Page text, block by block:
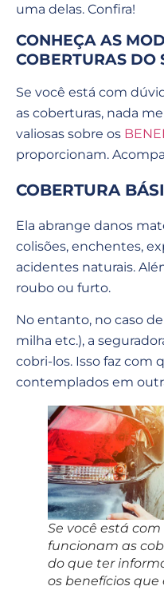
uma delas. Confira!
CONHEÇA AS
COBERTURAS DO
Se você está com
as coberturas, nada
valiosas sobre os
proporcionam.
COBERTURA
Ela abrange danos
colisões, enchentes,
acidentes naturais.
roubo ou furto.
No entanto, no caso
milha etc.), a
cobri-los. Isso faz com
contemplados em
Se você está
funcionam as
do que ter
os benefícios